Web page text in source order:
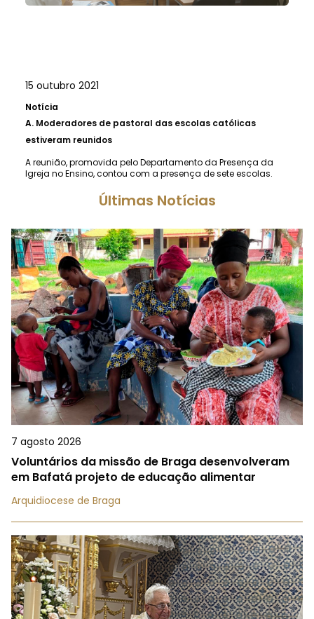
15 outubro 2021
Notícia
A. Moderadores de pastoral das escolas católicas
estiveram reunidos
A reunião, promovida pelo Departamento da Presença da
Igreja no Ensino, contou com a presença de sete escolas.
Últimas Notícias
7 agosto 2026
Voluntários da missão de Braga desenvolveram
em Bafatá projeto de educação alimentar
Arquidiocese de Braga